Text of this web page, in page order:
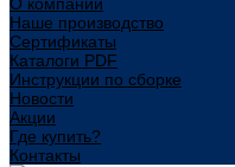
Наше производство
Сертификаты
Каталоги PDF
Инструкции по сборке
Новости
Акции
Где купить?
Контакты